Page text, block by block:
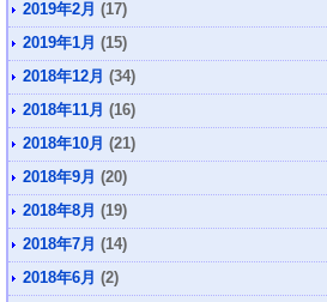
2019年2月 (17)
2019年1月 (15)
2018年12月 (34)
2018年11月 (16)
2018年10月 (21)
2018年9月 (20)
2018年8月 (19)
2018年7月 (14)
2018年6月 (2)